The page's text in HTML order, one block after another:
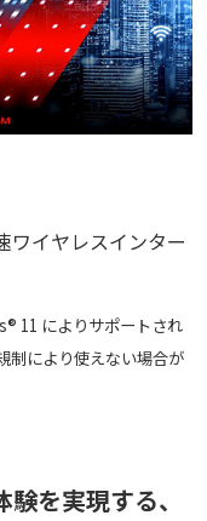
ワイヤレスインター
11 によりサポートされ
制により使えない場合が
を実現する、